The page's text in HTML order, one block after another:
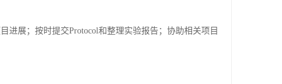
进展；按时提交Protocol和整理实验报告；协助相关项目